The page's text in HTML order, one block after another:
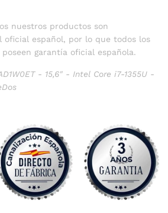
nuestros productos son
oficial español, por lo que todos los
garantía oficial española.
- 15,6" - Intel Core i7-1355U -